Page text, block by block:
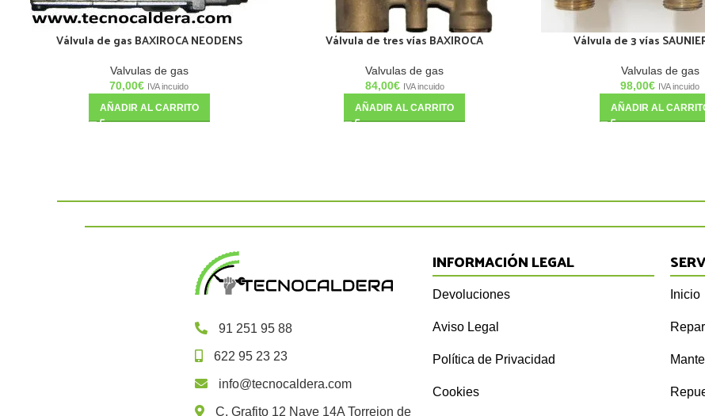
Válvula de gas BAXIROCA NEODENS
Valvulas de gas
70,00€ IVA incuido
AÑADIR AL CARRITO
Válvula de tres vías BAXIROCA
Valvulas de gas
84,00€ IVA incuido
AÑADIR AL CARRITO
Válvula de 3 vías
Valvulas de gas
98,00€ IVA incuido
AÑADIR AL
91 251 95 88
622 95 23 23
info@tecnocaldera.com
C. Grafito 12 Nave 14A Torrejon de
INFORMACIÓN LEGAL
Devoluciones
Aviso Legal
Política de Privacidad
Cookies
Inicio